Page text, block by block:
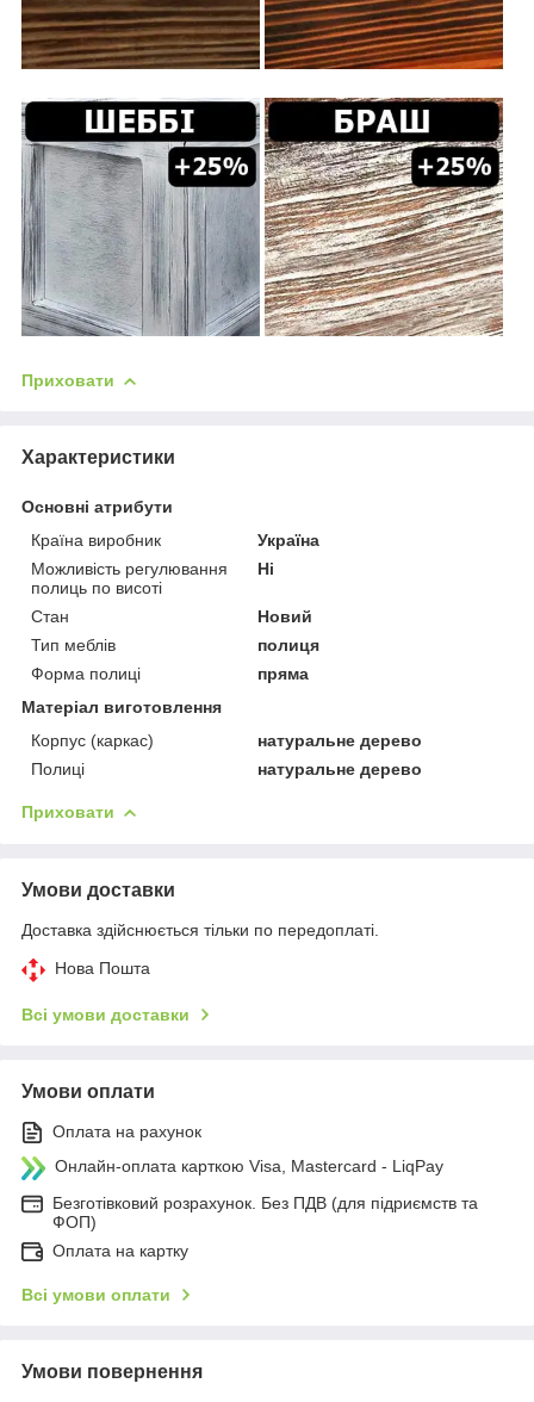
Приховати
Характеристики
Основні атрибути
Країна виробник
Україна
Можливість регулювання
полиць по висоті
Ні
Стан
Новий
Тип меблів
полиця
Форма полиці
пряма
Матеріал виготовлення
Корпус (каркас)
натуральне дерево
Полиці
натуральне дерево
Приховати
Умови доставки
Доставка здійснюється тільки по передоплаті.
Нова Пошта
Всі умови доставки
Умови оплати
Оплата на рахунок
Онлайн-оплата карткою Visa, Mastercard - LiqPay
Безготівковий розрахунок. Без ПДВ (для підриємств та
ФОП)
Оплата на картку
Всі умови оплати
Умови повернення